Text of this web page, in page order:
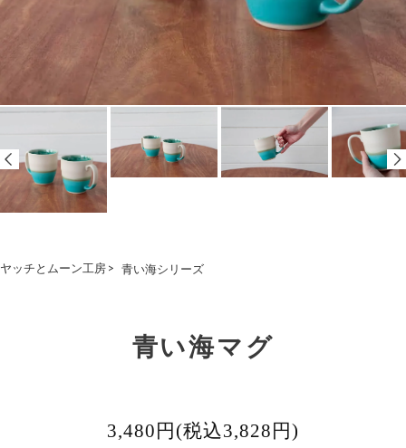
ヤッチとムーン工房 > 青い海シリーズ
青い海マグ
3,480円(税込3,828円)